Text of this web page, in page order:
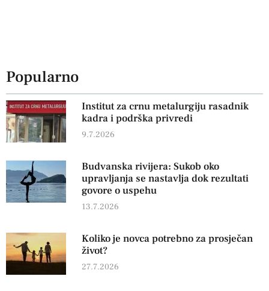
Popularno
Institut za crnu metalurgiju rasadnik
kadra i podrška privredi
9.7.2026
Budvanska rivijera: Sukob oko
upravljanja se nastavlja dok rezultati
govore o uspehu
13.7.2026
Koliko je novca potrebno za prosječan
život?
27.7.2026